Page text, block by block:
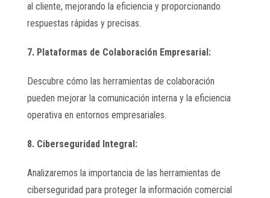
al cliente, mejorando la eficiencia y proporcionando
respuestas rápidas y precisas.
7. Plataformas de Colaboración Empresarial:
Descubre cómo las herramientas de colaboración
pueden mejorar la comunicación interna y la eficiencia
operativa en entornos empresariales.
8. Ciberseguridad Integral:
Analizaremos la importancia de las herramientas de
ciberseguridad para proteger la información comercial